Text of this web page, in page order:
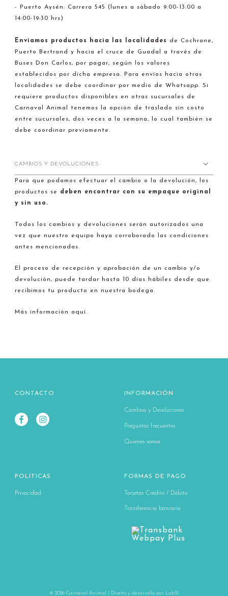
- Puerto Aysén: Carrera 545 (lunes a sábado 9:00-13:00 a
14:00-19:30 hrs)
Enviamos productos hacia las localidades de Cochrane,
Puerto Bertrand y hacia el cruce de Guadal a través de
Buses Don Carlos, por pagar, según los valores
establecidos por dicha empresa. Para envíos hacia otras
localidades se debe coordinar por medio de Whatsapp. Si
requiere productos disponibles en otras sucursales de
Carnaval Animal tenemos la opción de traslado sin costo
entre sucursales, dos veces a la semana, lo cual también se
debe coordinar previamente.
CAMBIOS Y DEVOLUCIONES
Para que podamos efectuar el cambio o la devolución, los
productos se deben encontrar con su empaque original
y sin uso.
Todos los cambios y devoluciones serán autorizados una
vez que nuestro equipo haya corroborado las condiciones
antes mencionadas.
El proceso de recepción y aprobación de un cambio y/o
devolución, puede tardar hasta 10 días hábiles desde que
recibimos tu producto en nuestra bodega.
Más información aquí.
CONTACTO INFORMACIÓN
Cambios y Devoluciones
Preguntas frecuentes
Quienes somos
POLÍTICAS
Privacidad
FORMAS DE PAGO
Tarjetas Crédito / Débito
Transferencia bancaria
© 2026 Carnaval Animal | Diseño y desarrollo por Lab51